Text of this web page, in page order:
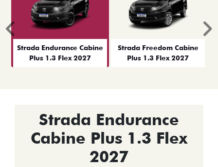
Strada Endurance Cabine
Plus 1.3 Flex 2027
Strada Freedom Cabine
Plus 1.3 Flex 2027
Anterior
Strada Endurance
Cabine Plus 1.3 Flex
2027